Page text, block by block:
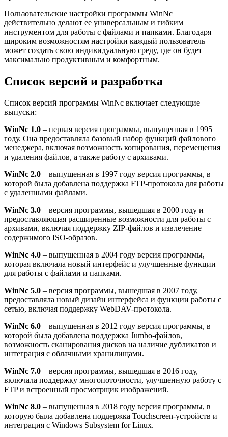
Пользовательские настройки программы WinNc
действительно делают ее универсальным и гибким
инструментом для работы с файлами и папками. Благодаря
широким возможностям настройки каждый пользователь
может создать свою индивидуальную среду, где он будет
максимально продуктивным и комфортным.
Список версий и разработка
Список версий программы WinNc включает следующие
выпуски:
WinNc 1.0 – первая версия программы, выпущенная в 1995
году. Она предоставляла базовый набор функций файлового
менеджера, включая возможность копирования, перемещения
и удаления файлов, а также работу с архивами.
WinNc 2.0 – выпущенная в 1997 году версия программы, в
которой была добавлена поддержка FTP-протокола для работы
с удаленными файлами.
WinNc 3.0 – версия программы, вышедшая в 2000 году и
предоставляющая расширенные возможности для работы с
архивами, включая поддержку ZIP-файлов и извлечение
содержимого ISO-образов.
WinNc 4.0 – выпущенная в 2004 году версия программы,
которая включала новый интерфейс и улучшенные функции
для работы с файлами и папками.
WinNc 5.0 – версия программы, вышедшая в 2007 году,
предоставляла новый дизайн интерфейса и функции работы с
сетью, включая поддержку WebDAV-протокола.
WinNc 6.0 – выпущенная в 2012 году версия программы, в
которой была добавлена поддержка Jumbo-файлов,
возможность сканирования дисков на наличие дубликатов и
интеграция с облачными хранилищами.
WinNc 7.0 – версия программы, вышедшая в 2016 году,
включала поддержку многопоточности, улучшенную работу с
FTP и встроенный просмотрщик изображений.
WinNc 8.0 – выпущенная в 2018 году версия программы, в
которую была добавлена поддержка Touchscreen-устройств и
интеграция с Windows Subsystem for Linux.